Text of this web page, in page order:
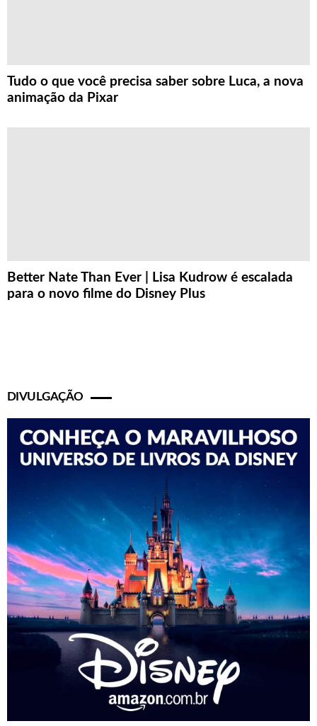
Tudo o que você precisa saber sobre Luca, a nova
animação da Pixar
Better Nate Than Ever | Lisa Kudrow é escalada
para o novo filme do Disney Plus
DIVULGAÇÃO